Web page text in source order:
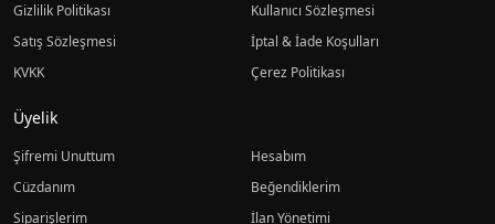
Gizlilik Politikası
Kullanıcı Sözleşmesi
Satış Sözleşmesi
İptal & İade Koşulları
KVKK
Çerez Politikası
Üyelik
Şifremi Unuttum
Hesabım
Cüzdanım
Beğendiklerim
Siparişlerim
İlan Yönetimi